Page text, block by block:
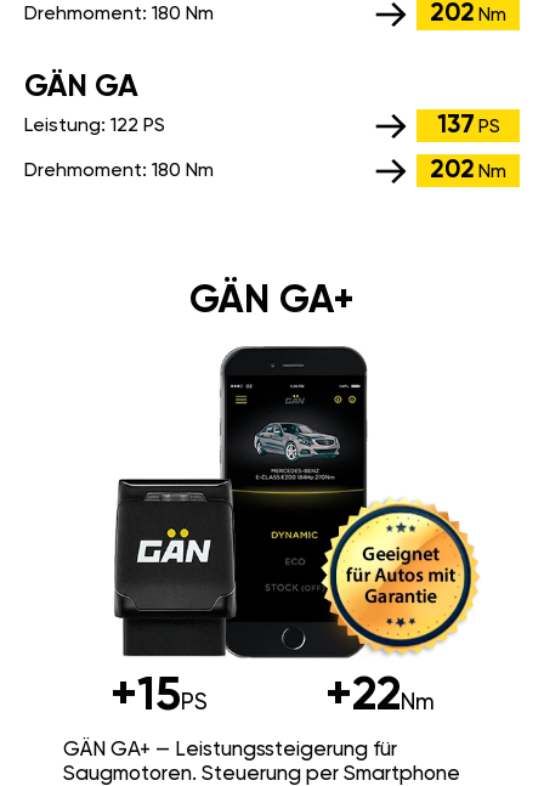
Drehmoment: 180 Nm 202 Nm
GÄN GA
Leistung: 122 PS 137 PS
Drehmoment: 180 Nm 202 Nm
GÄN GA+
+15PS +22Nm
GÄN GA+ — Leistungssteigerung für
Saugmotoren. Steuerung per Smartphone